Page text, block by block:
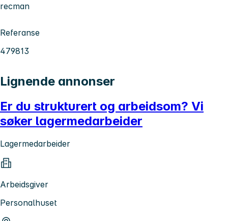
recman
Referanse
479813
Lignende annonser
Er du strukturert og arbeidsom? Vi
søker lagermedarbeider
Lagermedarbeider
Arbeidsgiver
Personalhuset